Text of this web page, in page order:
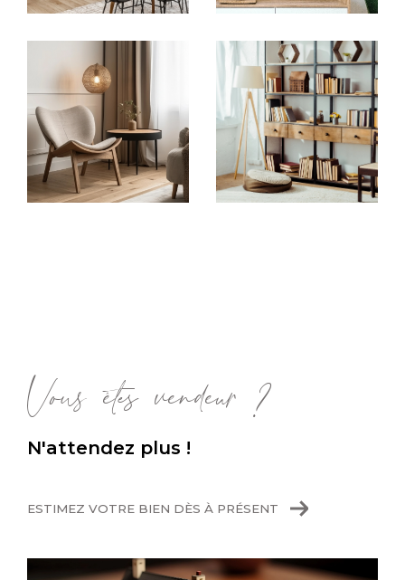
Acheter un bien immobilier aux abords
d'Oullins
L'agence vous propose de découvrir
soncatalogue de biens immobiliers à
Oullins, Saint-Genis-Laval
et aux environs.
Sur ce site, vous aurez accès à nos offres
er
Faire estimer sa maison ou son
Notre équipe accompagne également les
rapidement et au prix du marché. Grâce à
Vous êtes vendeur ?
N'attendez plus !
ESTIMEZ VOTRE BIEN DÈS À PRÉSENT